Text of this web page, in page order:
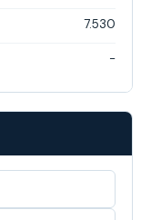
7.530
-